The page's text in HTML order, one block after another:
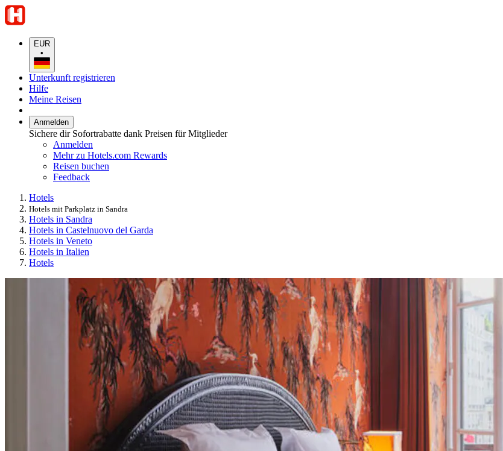
EUR
•
Unterkunft registrieren
Hilfe
Meine Reisen
Anmelden
Sichere dir Sofortrabatte dank Preisen für Mitglieder
Anmelden
Mehr zu Hotels.com Rewards
Reisen buchen
Feedback
Hotels
Hotels mit Parkplatz in Sandra
Hotels in Sandra
Hotels in Castelnuovo del Garda
Hotels in Veneto
Hotels in Italien
Hotels